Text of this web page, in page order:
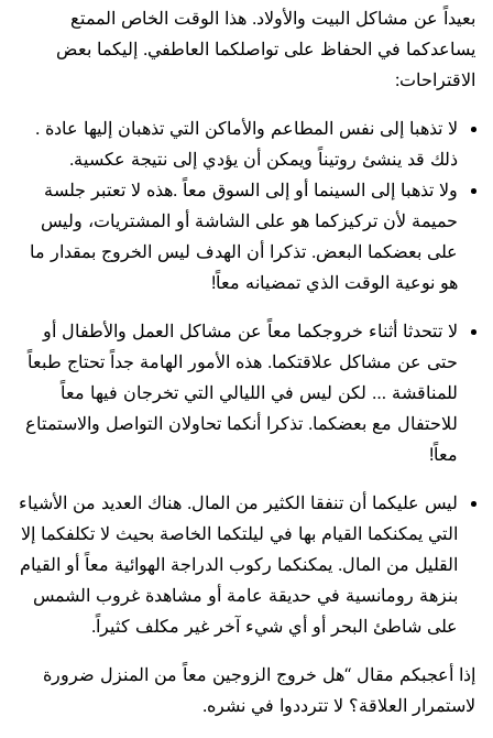
بعيداً عن مشاكل البيت والأولاد. هذا الوقت الخاص الممتع
يساعدكما في الحفاظ على تواصلكما العاطفي. إليكما بعض
الاقتراحات:
لا تذهبا إلى نفس المطاعم والأماكن التي تذهبان إليها عادة .
ذلك قد ينشئ روتيناً ويمكن أن يؤدي إلى نتيجة عكسية.
ولا تذهبا إلى السينما أو إلى السوق معاً .هذه لا تعتبر جلسة
حميمة لأن تركيزكما هو على الشاشة أو المشتريات، وليس
على بعضكما البعض. تذكرا أن الهدف ليس الخروج بمقدار ما
هو نوعية الوقت الذي تمضيانه معاً!
لا تتحدثا أثناء خروجكما معاً عن مشاكل العمل والأطفال أو
حتى عن مشاكل علاقتكما. هذه الأمور الهامة جداً تحتاج طبعاً
للمناقشة … لكن ليس في الليالي التي تخرجان فيها معاً
للاحتفال مع بعضكما. تذكرا أنكما تحاولان التواصل والاستمتاع
معاً!
ليس عليكما أن تنفقا الكثير من المال. هناك العديد من الأشياء
التي يمكنكما القيام بها في ليلتكما الخاصة بحيث لا تكلفكما إلا
القليل من المال. يمكنكما ركوب الدراجة الهوائية معاً أو القيام
بنزهة رومانسية في حديقة عامة أو مشاهدة غروب الشمس
على شاطئ البحر أو أي شيء آخر غير مكلف كثيراً.
إذا أعجبكم مقال “هل خروج الزوجين معاً من المنزل ضرورة
لاستمرار العلاقة؟ لا تترددوا في نشره.